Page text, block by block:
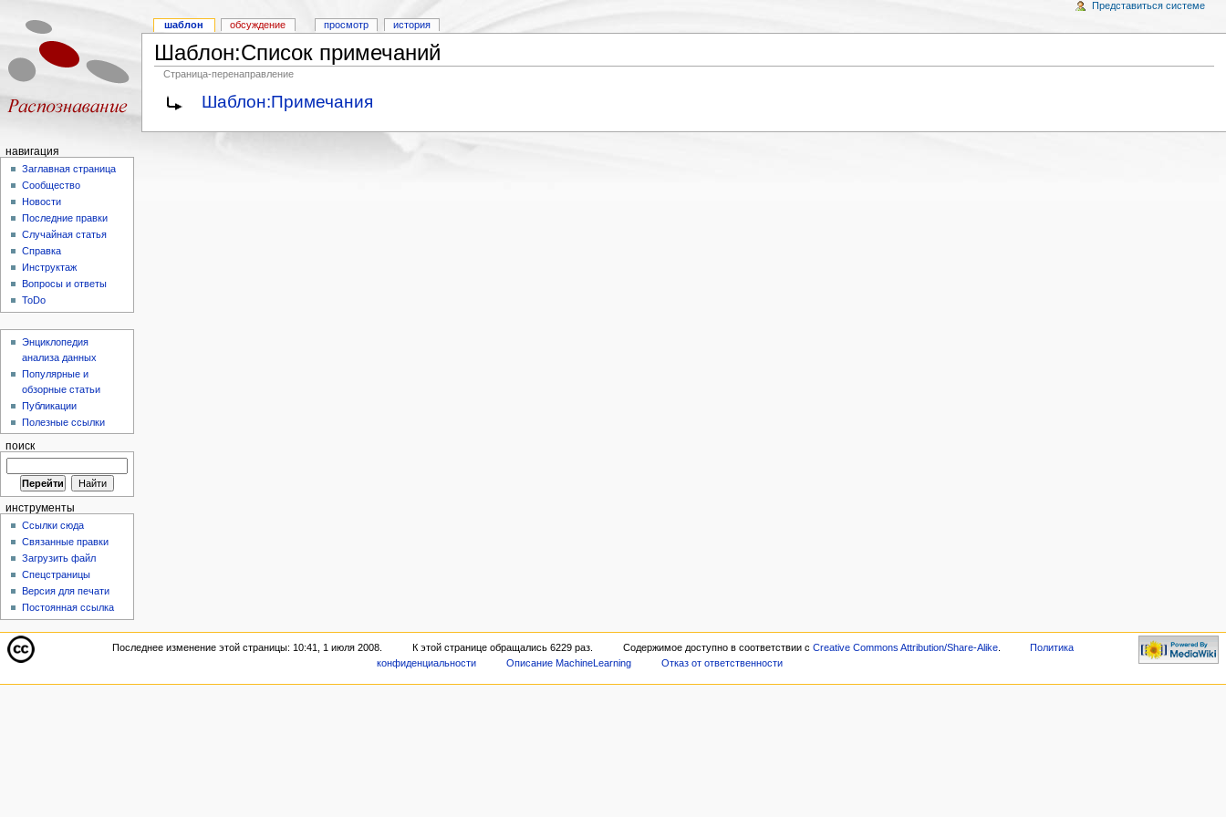
Шаблон:Список примечаний
Страница-перенаправление
Шаблон:Примечания
шаблон обсуждение просмотр история
Представиться системе
навигация
Заглавная страница
Сообщество
Новости
Последние правки
Случайная статья
Справка
Инструктаж
Вопросы и ответы
ToDo
Энциклопедия
анализа данных
Популярные и
обзорные статьи
Публикации
Полезные ссылки
поиск
инструменты
Ссылки сюда
Связанные правки
Загрузить файл
Спецстраницы
Версия для печати
Постоянная ссылка
Последнее изменение этой страницы: 10:41, 1 июля 2008. К этой странице обращались 6229 раз. Содержимое доступно в соответствии с Creative Commons Attribution/Share-Alike.
Политика
конфиденциальности
Описание MachineLearning Отказ от ответственности